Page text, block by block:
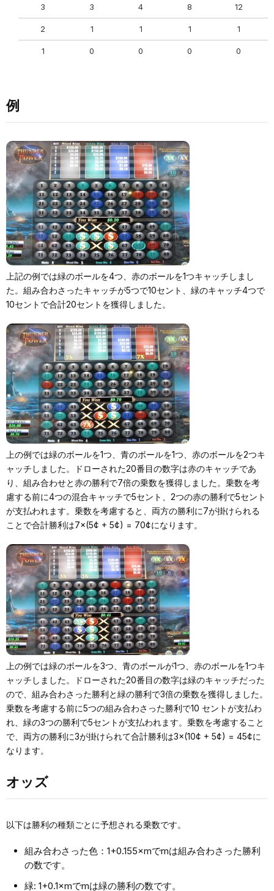
3 3 4 8 12
2 1 1 1 1
1 0 0 0 0
例
上記の例では緑のボールを4つ、赤のボールを1つキャッチしまし
た。組み合わさったキャッチが5つで10セント、緑のキャッチ4つで
10セントで合計20セントを獲得しました。
上の例では緑のボールを1つ、青のボールを1つ、赤のボールを2つキ
ャッチしました。ドローされた20番目の数字は赤のキャッチであ
り、組み合わせと赤の勝利で7倍の乗数を獲得しました。乗数を考
慮する前に4つの混合キャッチで5セント、2つの赤の勝利で5セント
が支払われます。乗数を考慮すると、両方の勝利に7が掛けられる
ことで合計勝利は7×(5¢ + 5¢) = 70¢になります。
上の例では緑のボールを3つ、青のボールが1つ、赤のボールを1つキ
ャッチしました。ドローされた20番目の数字は緑のキャッチだった
ので、組み合わさった勝利と緑の勝利で3倍の乗数を獲得しました。
乗数を考慮する前に5つの組み合わさった勝利で10 セントが支払わ
れ、緑の3つの勝利で5セントが支払われます。乗数を考慮すること
で、両方の勝利に3が掛けられて合計勝利は3×(10¢ + 5¢) = 45¢に
なります。
オッズ
以下は勝利の種類ごとに予想される乗数です。
組み合わさった色：1+0.155×mでmは組み合わさった勝利
の数です。
緑: 1+0.1×mでmは緑の勝利の数です。